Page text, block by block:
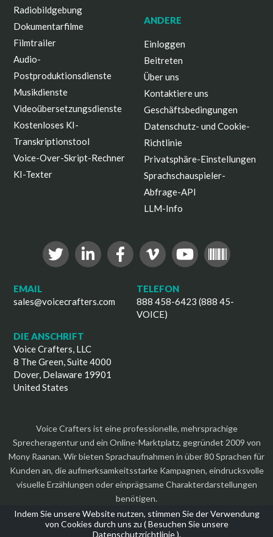
Indem Sie unsere Website nutzen, stimmen Sie der Verwendung
von Cookies durch uns zu (Besuchen Sie unsere
Datenschutzrichtlinie).
Radiobildgebung
Dokumentarfilme
Filmtrailer
Audio-
Postproduktionsdienste
Musikdienste
Videoübersetzungsdienste
Kostenloses KI-
Transkriptionstool
Voice-Over-Skript-Rechner
KI-Texter
ANDERE
Einloggen
Beitreten
Über uns
Kontaktiere uns
Geschäftsbedingungen
Datenschutz- und Cookie-
Richtlinie
Privatsphäre-Einstellungen
Sprachschauspieler-
Abfrage-API
LLM-Info
EMAIL
sales@voicecrafters.com
TELEFON
888 458-6423 (888 45-
VOICE)
DIE ANSCHRIFT
Voice Crafters, LLC
8 The Green, Suite 4000
Dover, Delaware 19901
United States
Voice Crafters ist eine professionelle, mehrsprachige
Sprecheragentur und ein Online-Marktplatz, gegründet 2009 von
Mony Raanan. Wir bieten Sprachaufnahmen in über 80 Sprachen für
Kunden an, die aufmerksamkeitsstarke Kampagnen, eindrucksvolle
visuelle Erzählungen oder einprägsame Charakterdarstellungen
benötigen.